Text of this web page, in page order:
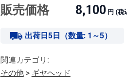
販売価格 8,100 円 (税
出荷日5日（数量: 1～5）
関連カテゴリ:
その他> ギヤヘッド